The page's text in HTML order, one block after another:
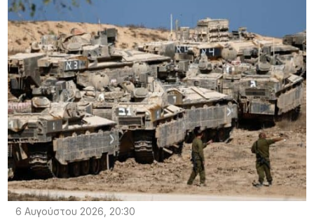
6 Αυγούστου 2026, 20:30